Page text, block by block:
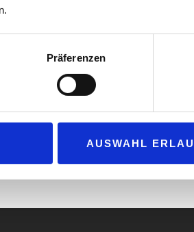
Präferenzen
AUSWAHL
als neuem
Gründer von
(Foto: ryd)
neue Qualität,
Unternehmen wie
führende
von Uli Kiendl als neuem CEO
zurück. ryd Investoren sind unter